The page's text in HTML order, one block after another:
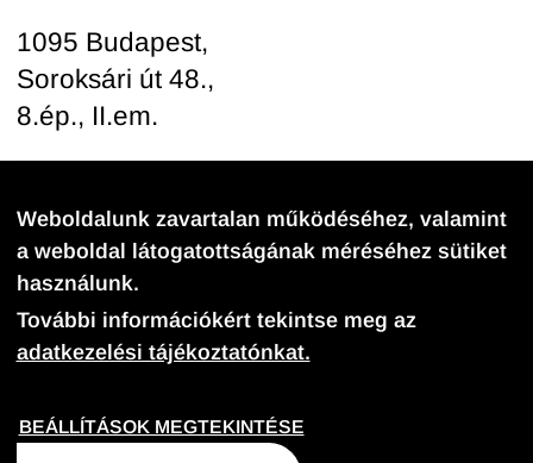
1095 Budapest,
Soroksári út 48.,
8.ép., II.em.
Weboldalunk zavartalan működéséhez, valamint
a weboldal látogatottságának méréséhez sütiket
használunk.
További információkért tekintse meg az
adatkezelési tájékoztatónkat.
BEÁLLÍTÁSOK MEGTEKINTÉSE